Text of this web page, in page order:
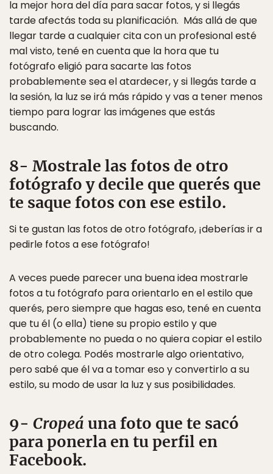
la mejor hora del día para sacar fotos, y si llegás
tarde afectás toda su planificación. Más allá de que
llegar tarde a cualquier cita con un profesional esté
mal visto, tené en cuenta que la hora que tu
fotógrafo eligió para sacarte las fotos
probablemente sea el atardecer, y si llegás tarde a
la sesión, la luz se irá más rápido y vas a tener menos
tiempo para lograr las imágenes que estás
buscando.
8- Mostrale las fotos de otro
fotógrafo y decile que querés que
te saque fotos con ese estilo.
Si te gustan las fotos de otro fotógrafo, ¡deberías ir a
pedirle fotos a ese fotógrafo!
A veces puede parecer una buena idea mostrarle
fotos a tu fotógrafo para orientarlo en el estilo que
querés, pero siempre que hagas eso, tené en cuenta
que tu él (o ella) tiene su propio estilo y que
probablemente no pueda o no quiera copiar el estilo
de otro colega. Podés mostrarle algo orientativo,
pero sabé que él va a tomar eso y convertirlo a su
estilo, su modo de usar la luz y sus posibilidades.
9- Cropeá una foto que te sacó
para ponerla en tu perfil en
Facebook.